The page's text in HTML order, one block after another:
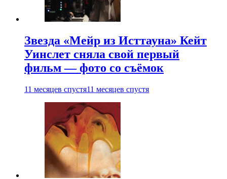
Звезда «Мейр из Исттауна» Кейт
Уинслет сняла свой первый
фильм — фото со съёмок
11 месяцев спустя11 месяцев спустя